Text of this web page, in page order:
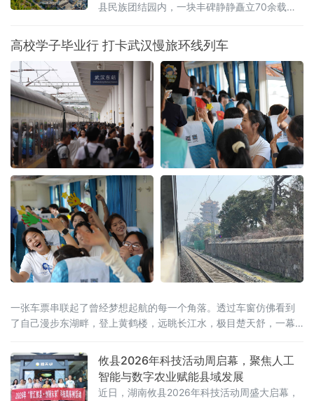
县民族团结园内，一块丰碑静静矗立70余载。
誓词碑，镌刻着云南26个世居民族“从此我们一
心一德，团结到底，在中国共产党的领导下，
誓为建设平等自由幸福的大家庭而奋斗”的铮铮
誓言。它是云南各民族手足相亲、守望相助的
历史见证，更是全省深耕文化遗产保护、活化
文脉资源、铸牢中华
高校学子毕业行 打卡武汉慢旅环线列车
一张车票串联起了曾经梦想起航的每一个角落。透过车窗仿佛看到
了自己漫步东湖畔，登上黄鹤楼，远眺长江水，极目楚天舒，一幕
攸县2026年科技活动周启幕，聚焦人工
智能与数字农业赋能县域发展
近日，湖南攸县2026年科技活动周盛大启幕，